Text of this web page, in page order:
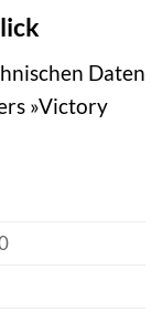
Daten
»Victory